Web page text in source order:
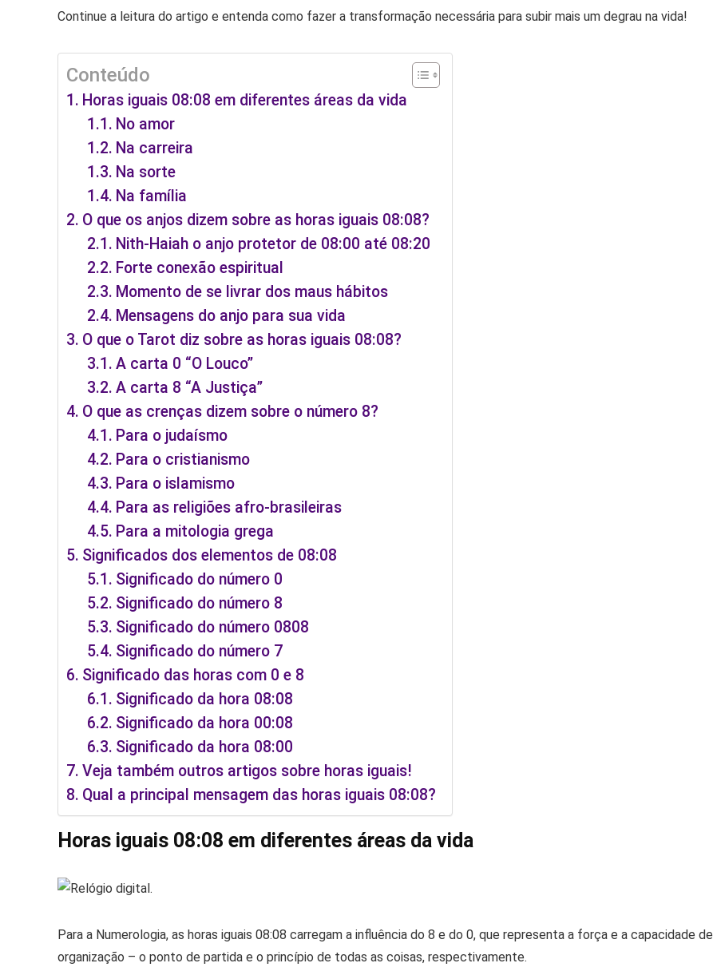
Continue a leitura do artigo e entenda como fazer a transformação necessária para subir mais um degrau na vida!
Conteúdo
Horas iguais 08:08 em diferentes áreas da vida
No amor
Na carreira
Na sorte
Na família
O que os anjos dizem sobre as horas iguais 08:08?
Nith-Haiah o anjo protetor de 08:00 até 08:20
Forte conexão espiritual
Momento de se livrar dos maus hábitos
Mensagens do anjo para sua vida
O que o Tarot diz sobre as horas iguais 08:08?
A carta 0 “O Louco”
A carta 8 “A Justiça”
O que as crenças dizem sobre o número 8?
Para o judaísmo
Para o cristianismo
Para o islamismo
Para as religiões afro-brasileiras
Para a mitologia grega
Significados dos elementos de 08:08
Significado do número 0
Significado do número 8
Significado do número 0808
Significado do número 7
Significado das horas com 0 e 8
Significado da hora 08:08
Significado da hora 00:08
Significado da hora 08:00
Veja também outros artigos sobre horas iguais!
Qual a principal mensagem das horas iguais 08:08?
Horas iguais 08:08 em diferentes áreas da vida
Para a Numerologia, as horas iguais 08:08 carregam a influência do 8 e do 0, que representa a força e a capacidade de
organização – o ponto de partida e o princípio de todas as coisas, respectivamente.